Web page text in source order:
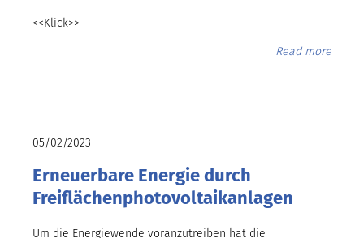
<<Klick>>
Read more
05/02/2023
Erneuerbare Energie durch
Freiflächenphotovoltaikanlagen
Um die Energiewende voranzutreiben hat die